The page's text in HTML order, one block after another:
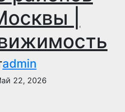
|
admin
22, 2026